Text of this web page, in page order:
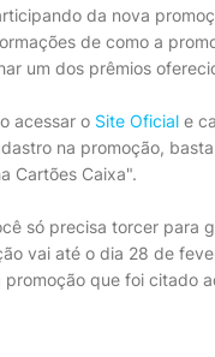
da nova
de como a
um dos prêmios
acessar o Site Oficial e
na promoção,
Cartões Caixa".
só precisa torcer
vai até o dia 28 de
que foi citado